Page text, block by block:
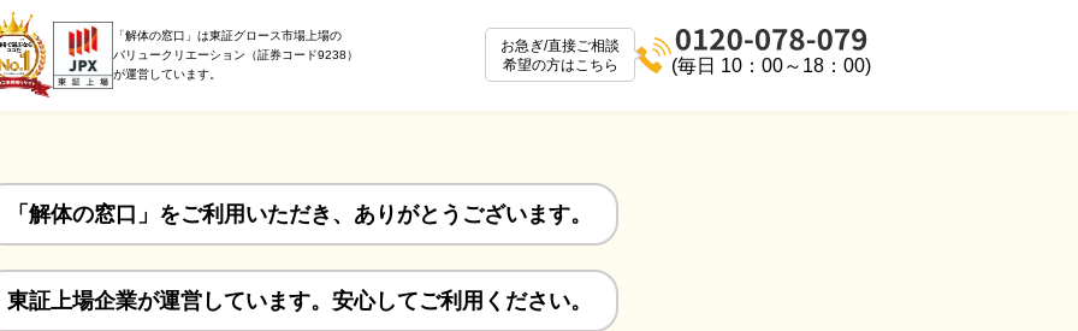
「解体の窓口」は東証グロース市場上場の
バリュークリエーション（証券コード9238）
が運営しています。
お急ぎ/直接ご相談
希望の方はこちら
(毎日 10：00～18：00)
「解体の窓口」をご利用いただき、ありがとうございます。
東証上場企業が運営しています。安心してご利用ください。